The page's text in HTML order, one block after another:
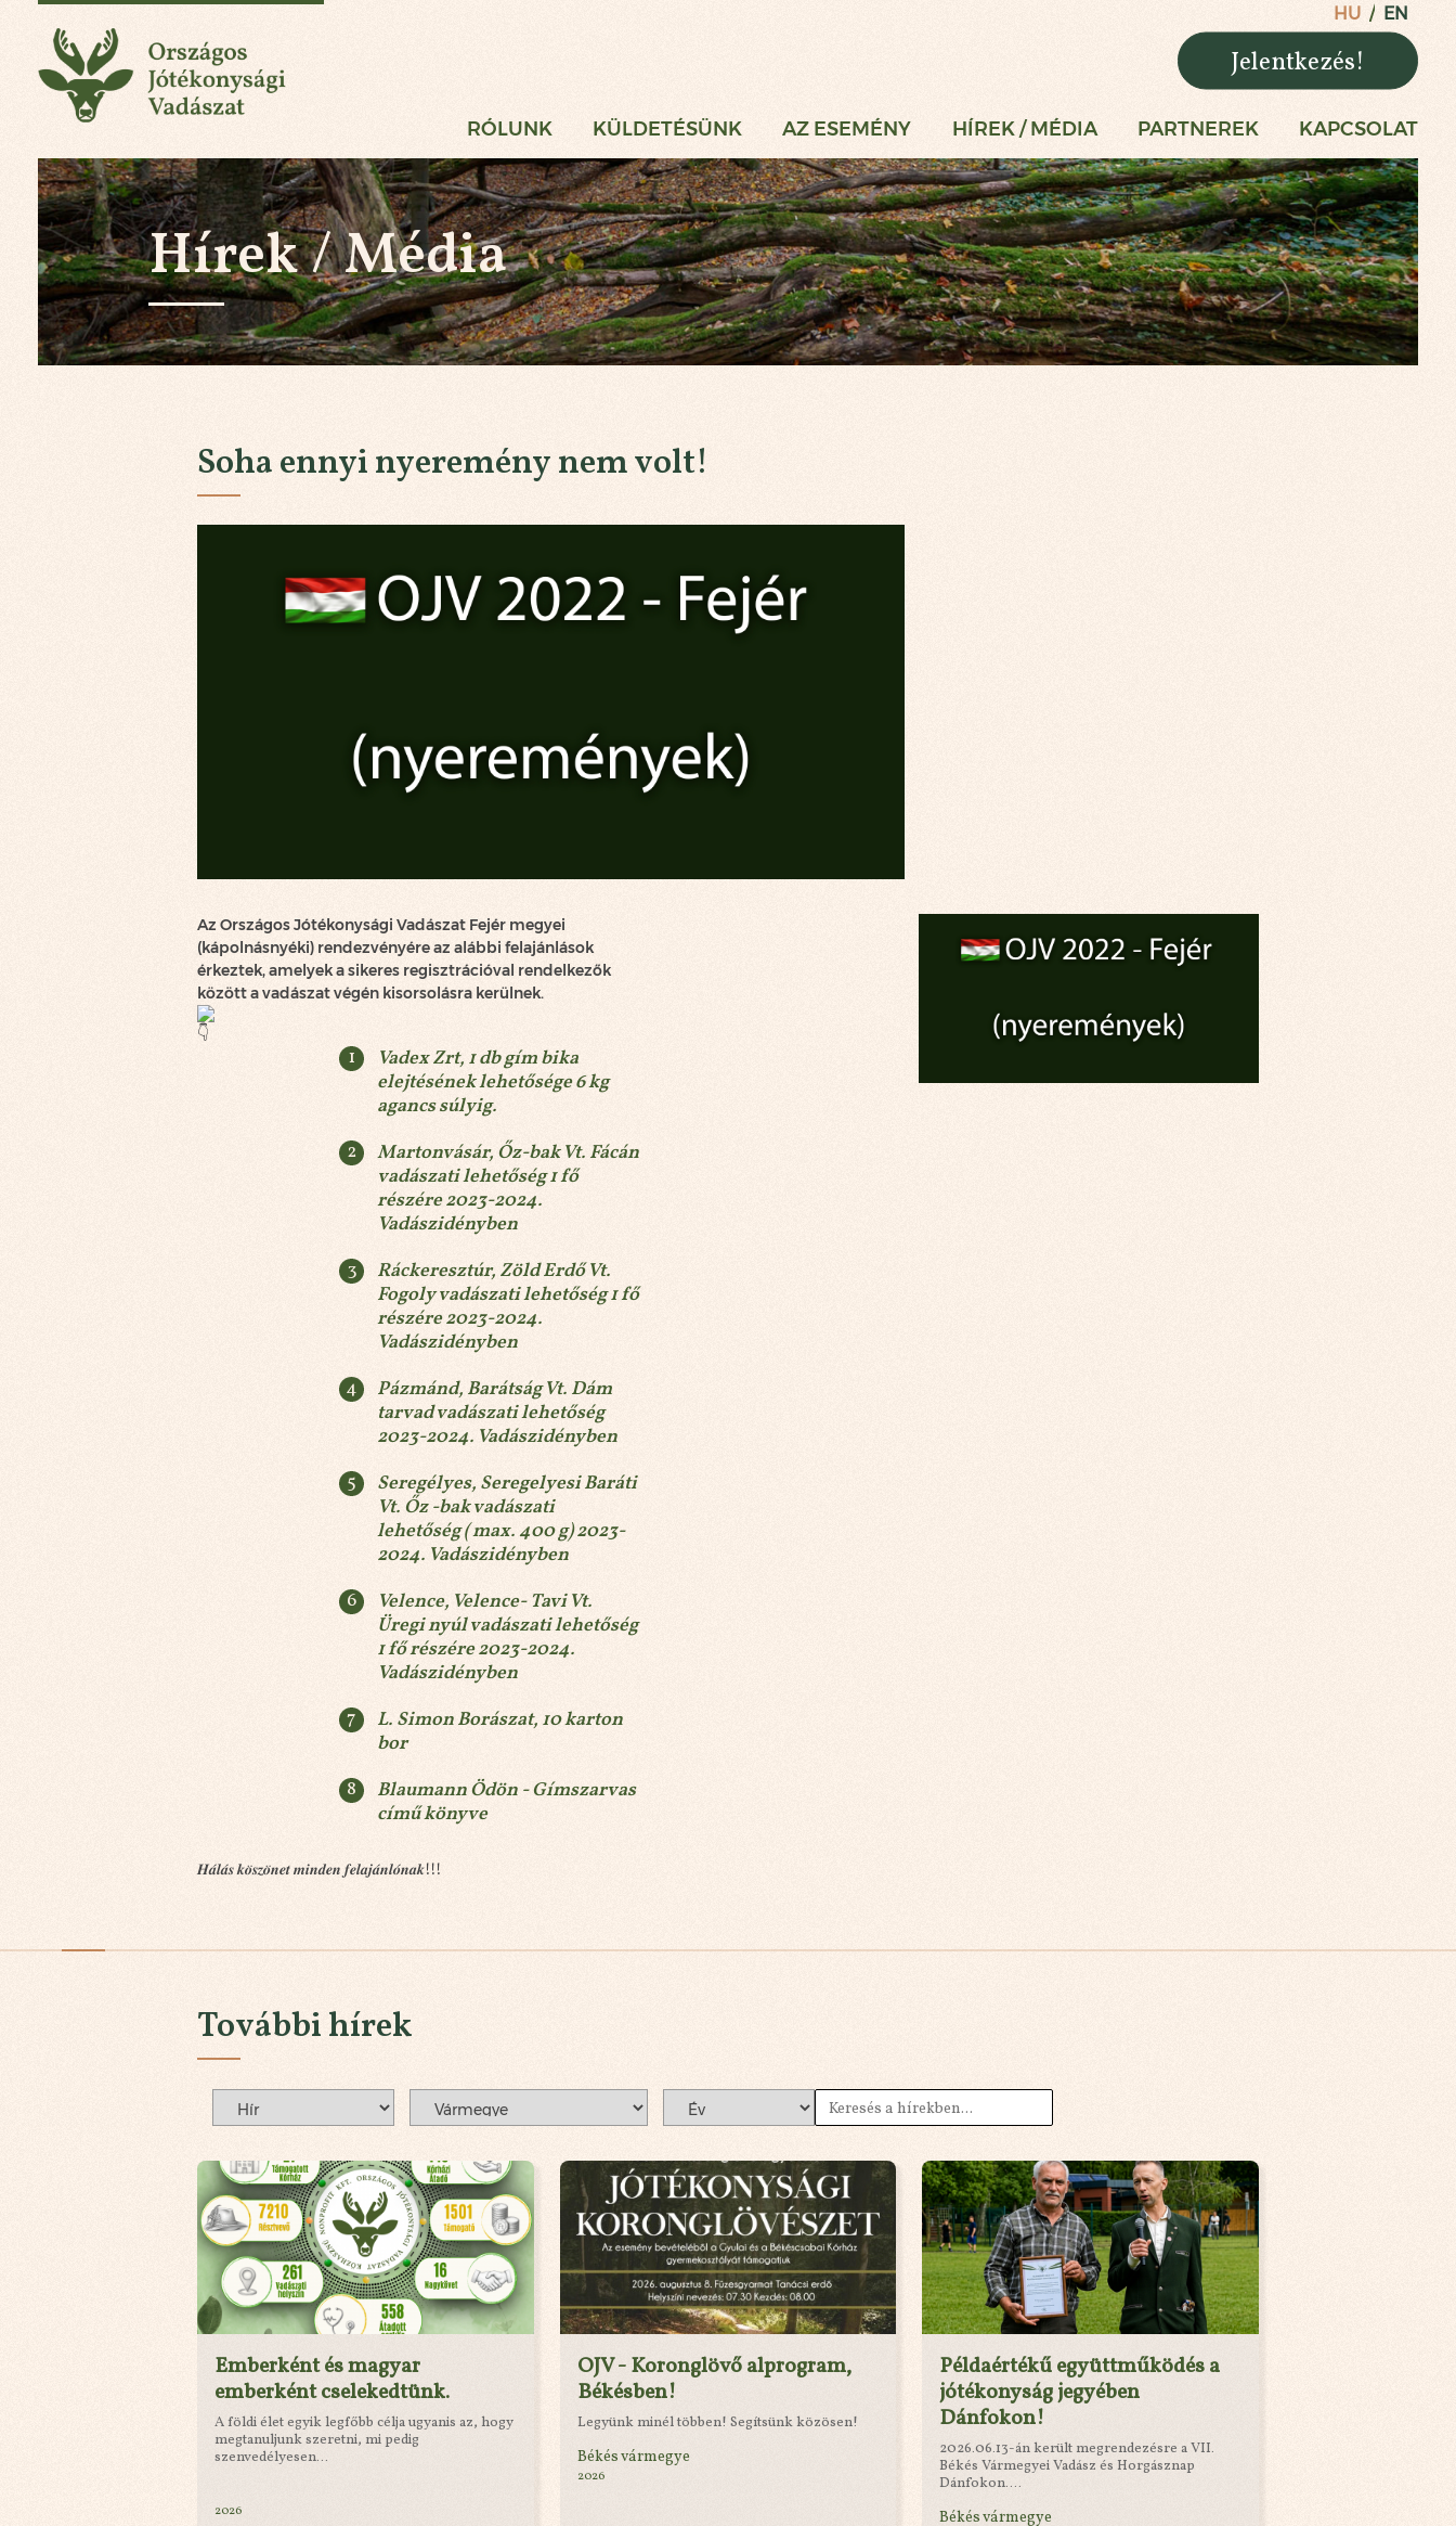
HU EN
Jelentkezés!
RÓLUNK KÜLDETÉSÜNK AZ ESEMÉNY HÍREK / MÉDIA PARTNEREK KAPCSOLAT
Hírek / Média
Soha ennyi nyeremény nem volt!
Az Országos Jótékonysági Vadászat Fejér megyei
(kápolnásnyéki) rendezvényére az alábbi felajánlások
érkeztek, amelyek a sikeres regisztrációval rendelkezők
között a vadászat végén kisorsolásra kerülnek.
Vadex Zrt, 1 db gím bika
elejtésének lehetősége 6 kg
agancs súlyig.
Martonvásár, Őz-bak Vt. Fácán
vadászati lehetőség 1 fő
részére 2023-2024.
Vadászidényben
Ráckeresztúr, Zöld Erdő Vt.
Fogoly vadászati lehetőség 1 fő
részére 2023-2024.
Vadászidényben
Pázmánd, Barátság Vt. Dám
tarvad vadászati lehetőség
2023-2024. Vadászidényben
Seregélyes, Seregelyesi Baráti
Vt. Őz -bak vadászati
lehetőség ( max. 400 g) 2023-
2024. Vadászidényben
Velence, Velence- Tavi Vt.
Üregi nyúl vadászati lehetőség
1 fő részére 2023-2024.
Vadászidényben
L. Simon Borászat, 10 karton
bor
Blaumann Ödön - Gímszarvas
című könyve
𝑯𝒂́𝒍𝒂́𝒔 𝒌𝒐̈𝒔𝒛𝒐̈𝒏𝒆𝒕 𝒎𝒊𝒏𝒅𝒆𝒏 𝒇𝒆𝒍𝒂𝒋𝒂́𝒏𝒍𝒐́𝒏𝒂𝒌!!!
További hírek
Emberként és magyar
emberként cselekedtünk.
A földi élet egyik legfőbb célja ugyanis az, hogy
megtanuljunk szeretni, mi pedig
szenvedélyesen...
2026
OJV - Koronglövő alprogram,
Békésben!
Legyünk minél többen! Segítsünk közösen!
Békés vármegye
2026
Példaértékű együttműködés a
jótékonyság jegyében
Dánfokon!
2026.06.13-án került megrendezésre a VII.
Békés Vármegyei Vadász és Horgásznap
Dánfokon....
Békés vármegye